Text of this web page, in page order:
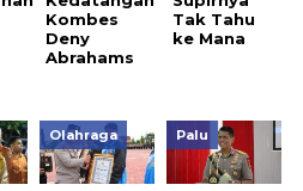
Kombes
Deny
Abrahams
Tak Tahu
ke Mana
Olahraga Palu